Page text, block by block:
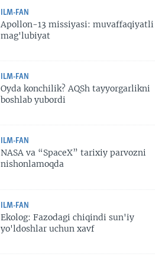
ILM-FAN
Apollon-13 missiyasi: muvaffaqiyatli
mag'lubiyat
ILM-FAN
Oyda konchilik? AQSh tayyorgarlikni
boshlab yubordi
ILM-FAN
NASA va “SpaceX” tarixiy parvozni
nishonlamoqda
ILM-FAN
Ekolog: Fazodagi chiqindi sun'iy
yo'ldoshlar uchun xavf